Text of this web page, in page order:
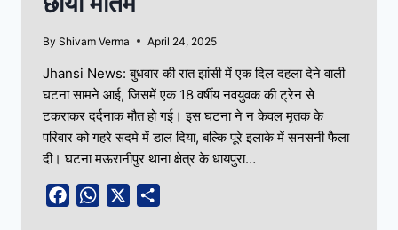
By Shivam Verma April 24, 2025
Jhansi News: बुधवार की रात झांसी में एक दिल दहला देने वाली
घटना सामने आई, जिसमें एक 18 वर्षीय नवयुवक की ट्रेन से
टकराकर दर्दनाक मौत हो गई। इस घटना ने न केवल मृतक के
परिवार को गहरे सदमे में डाल दिया, बल्कि पूरे इलाके में सनसनी फैला
दी। घटना मऊरानीपुर थाना क्षेत्र के धायपुरा…
FacebookWhatsApp